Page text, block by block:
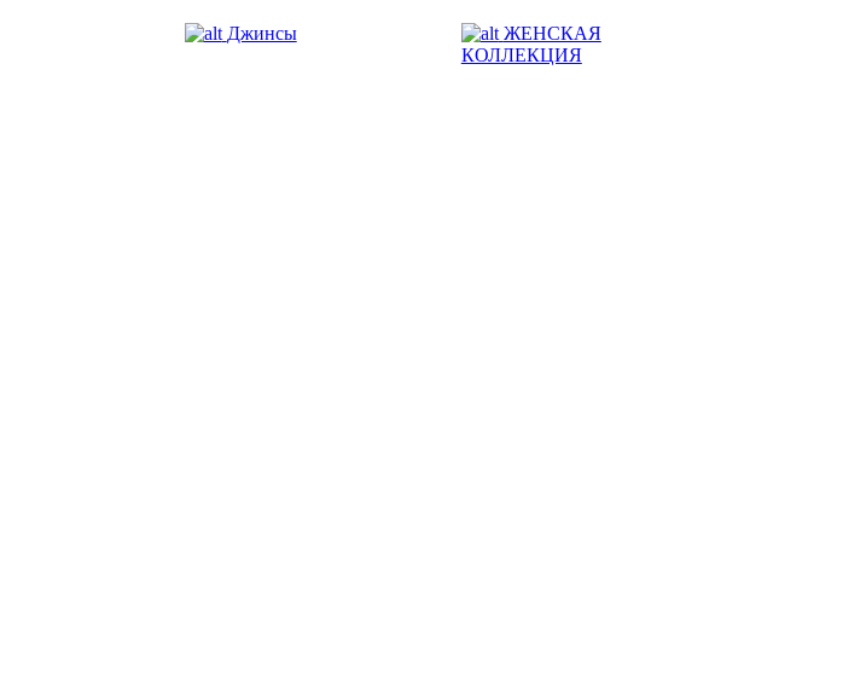
Джинсы
ЖЕНСКАЯ
КОЛЛЕКЦИЯ